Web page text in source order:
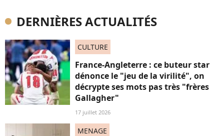
DERNIÈRES ACTUALITÉS
CULTURE
France-Angleterre : ce buteur star
dénonce le "jeu de la virilité", on
décrypte ses mots pas très "frères
Gallagher"
17 juillet 2026
MENAGE